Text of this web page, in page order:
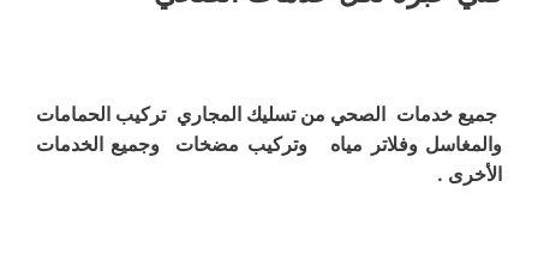
جميع خدمات الصحي من تسليك المجاري تركيب الحمامات
والمغاسل وفلاتر مياه وتركيب مضخات وجميع الخدمات
الأخرى .